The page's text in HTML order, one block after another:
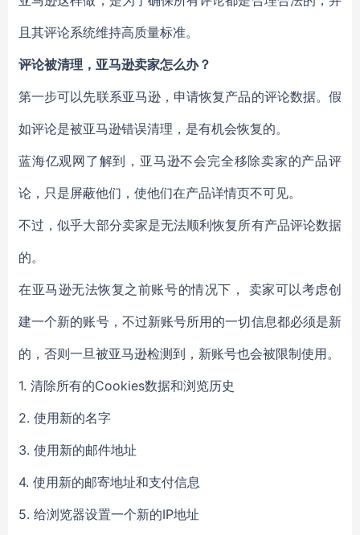
且其评论系统维持高质量标准。
评论被清理，亚马逊卖家怎么办？
第一步可以先联系亚马逊，申请恢复产品的评论数据。假
如评论是被亚马逊错误清理，是有机会恢复的。
蓝海亿观网了解到，亚马逊不会完全移除卖家的产品评
论，只是屏蔽他们，使他们在产品详情页不可见。
不过，似乎大部分卖家是无法顺利恢复所有产品评论数据
的。
在亚马逊无法恢复之前账号的情况下， 卖家可以考虑创
建一个新的账号，不过新账号所用的一切信息都必须是新
的，否则一旦被亚马逊检测到，新账号也会被限制使用。
1. 清除所有的Cookies数据和浏览历史
2. 使用新的名字
3. 使用新的邮件地址
4. 使用新的邮寄地址和支付信息
5. 给浏览器设置一个新的IP地址